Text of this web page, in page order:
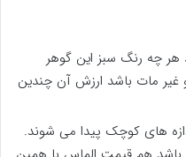
هر چه رنگ سبز این گوهر
غیر مات باشد ارزش آن چندین
های کوچک پیدا می شوند.